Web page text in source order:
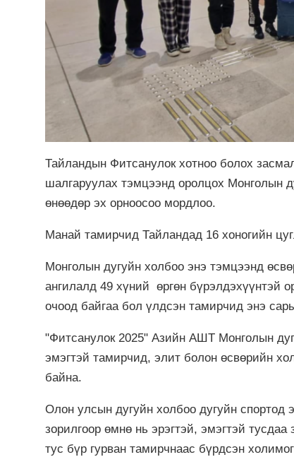
Тайландын Фитсанулок хотноо болох
шалгаруулах тэмцээнд оролцох Монголын
өнөөдөр эх орноосоо мордлоо.
Манай тамирчид Тайландад 16 хоногийн
Монголын дугуйн холбоо энэ тэмцээнд
ангилалд 49 хүний өргөн бүрэлдэхүүнтэй
очоод байгаа бол үлдсэн тамирчид энэ
"Фитсанулок 2025" Азийн АШТ Монголын
эмэгтэй тамирчид, элит болон өсвөрийн
байна.
Олон улсын дугуйн холбоо дугуйн спортод
зорилгоор өмнө нь эрэгтэй, эмэгтэй
тус бүр гурван тамирчнаас бүрдсэн